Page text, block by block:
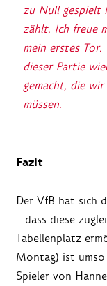
zu Null gespielt
zählt. Ich freue
mein erstes
dieser Partie
gemacht, die
müssen.
Fazit
Der VfB hat sich
– dass diese
Tabellenplatz
Montag) ist
Spieler von